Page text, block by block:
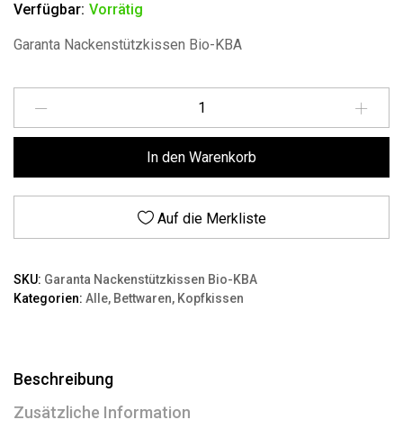
Verfügbar: Vorrätig
Garanta Nackenstützkissen Bio-KBA
In den Warenkorb
Auf die Merkliste
SKU: Garanta Nackenstützkissen Bio-KBA
Kategorien: Alle, Bettwaren, Kopfkissen
Beschreibung
Zusätzliche Information